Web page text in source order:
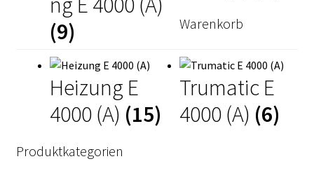
Mein Konto
Vertrag widerrufen
Warenkorb
(9)
Heizung E
4000 (A) (15)
Trumatic E
4000 (A) (6)
Warenkorb
Produktkategorien